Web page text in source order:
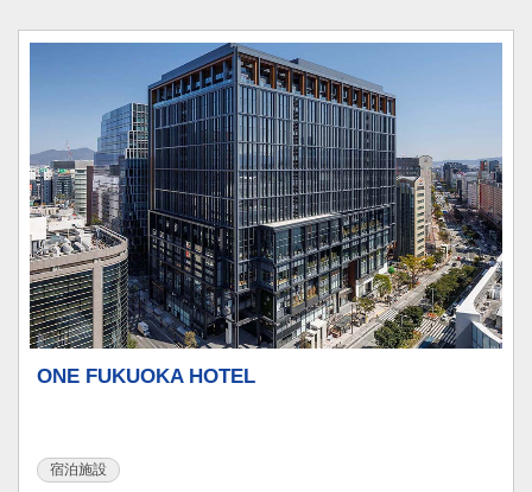
ONE FUKUOKA HOTEL
宿泊施設